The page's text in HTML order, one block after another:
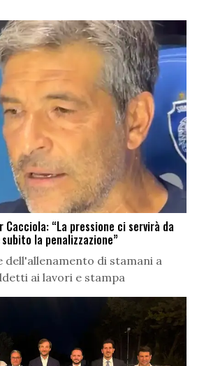
“La pressione ci servirà da
la penalizzazione”
di stamani a
ai lavori e stampa